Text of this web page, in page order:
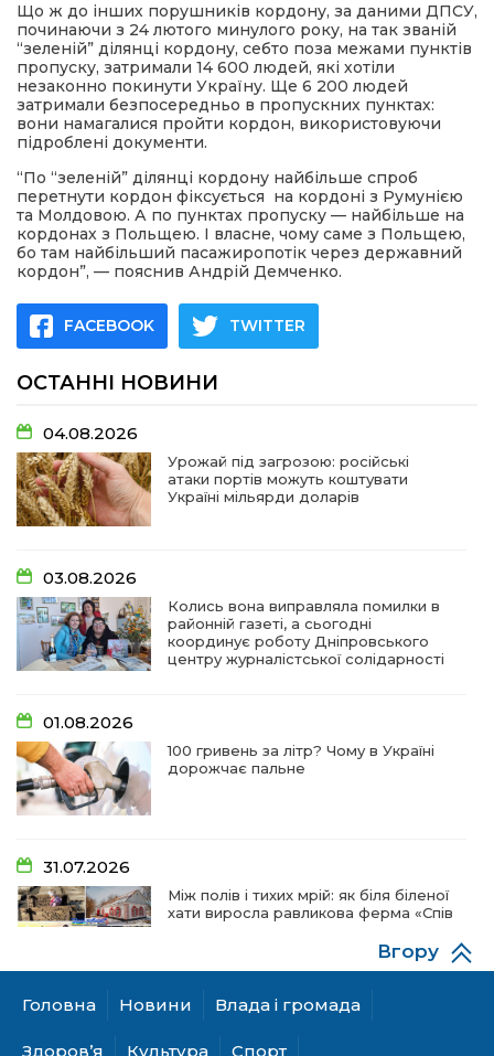
Що ж до інших порушників кордону, за даними ДПСУ,
починаючи з 24 лютого минулого року, на так званій
“зеленій” ділянці кордону, себто поза межами пунктів
пропуску, затримали 14 600 людей, які хотіли
незаконно покинути Україну. Ще 6 200 людей
затримали безпосередньо в пропускних пунктах:
вони намагалися пройти кордон, використовуючи
підроблені документи.
“По “зеленій” ділянці кордону найбільше спроб
перетнути кордон фіксується на кордоні з Румунією
та Молдовою. А по пунктах пропуску — найбільше на
кордонах з Польщею. І власне, чому саме з Польщею,
бо там найбільший пасажиропотік через державний
кордон”, — пояснив Андрій Демченко.
FACEBOOK TWITTER
ОСТАННІ НОВИНИ
04.08.2026
Урожай під загрозою: російські
атаки портів можуть коштувати
Україні мільярди доларів
03.08.2026
Колись вона виправляла помилки в
районній газеті, а сьогодні
координує роботу Дніпровського
центру журналістської солідарності
01.08.2026
100 гривень за літр? Чому в Україні
дорожчає пальне
31.07.2026
Між полів і тихих мрій: як біля біленої
хати виросла равликова ферма «Спів
28.07.2026
Головна Новини Влада і громада
Здоров’я Культура Спорт
Вгору